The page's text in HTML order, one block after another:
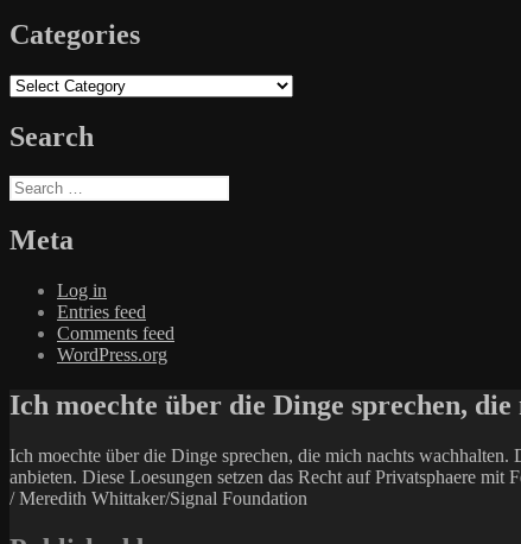
Categories
Categories
Search
Search
for:
Meta
Log in
Entries feed
Comments feed
WordPress.org
Ich moechte über die Dinge sprechen,
Ich moechte über die Dinge sprechen, die mich nachts
anbieten. Diese Loesungen setzen das Recht auf Privatsphaere
/ Meredith Whittaker/Signal Foundation